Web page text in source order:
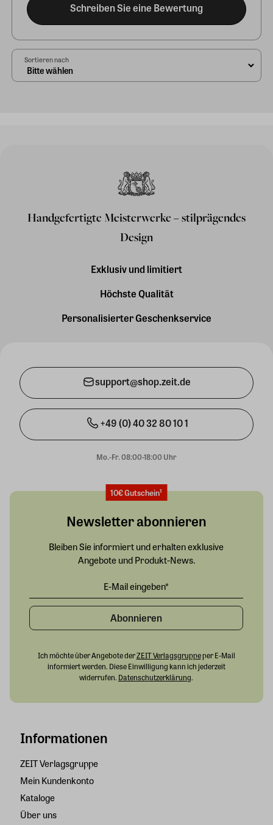
Schreiben Sie eine Bewertung
Sortieren nach
Handgefertigte Meisterwerke – stilprägendes
Design
Exklusiv und limitiert
Höchste Qualität
Personalisierter Geschenkservice
support@shop.zeit.de
+49 (0) 40 32 80 10 1
Mo.-Fr. 08:00-18:00 Uhr
Informationen
ZEIT Verlagsgruppe
Mein Kundenkonto
Kataloge
Über uns
10€ Gutschein¹
Newsletter abonnieren
Bleiben Sie informiert und erhalten exklusive
Angebote und Produkt-News.
Abonnieren
Ich möchte über Angebote derZEIT Verlagsgruppeper E-Mail
informiert werden. Diese Einwilligung kann ich jederzeit
widerrufen. Datenschutzerklärung.